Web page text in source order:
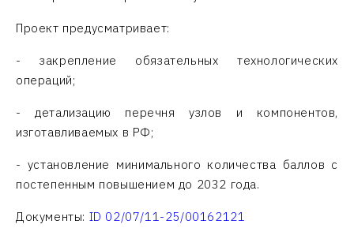
Проект предусматривает:
- закрепление обязательных технологических
операций;
- детализацию перечня узлов и компонентов,
изготавливаемых в РФ;
- установление минимального количества баллов с
постепенным повышением до 2032 года.
Документы: ID 02/07/11-25/00162121